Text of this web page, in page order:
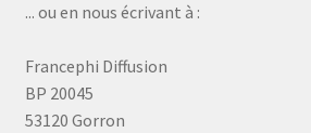
... ou en nous écrivant à :
Francephi Diffusion
BP 20045
53120 Gorron